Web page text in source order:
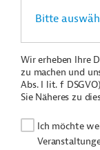
Wir erheben Ihre
zu machen und
Abs. I lit. f
Sie Näheres zu
Ich möchte